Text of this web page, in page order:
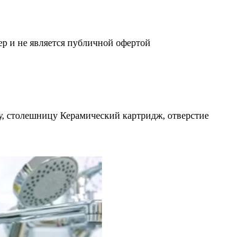
и не является публичной офертой
Керамический картридж, отверстие